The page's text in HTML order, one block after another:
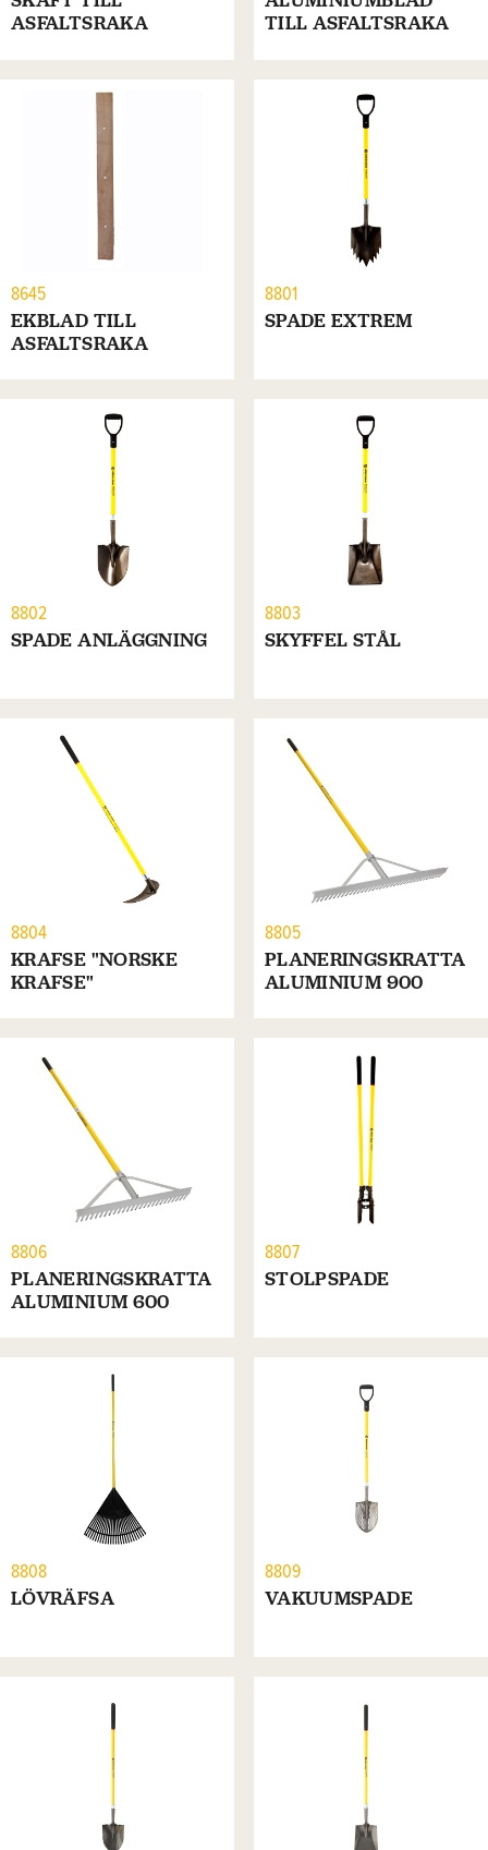
ASFALTSRAKA
TILL ASFALTSRAKA
8645
EKBLAD TILL
ASFALTSRAKA
8801
SPADE EXTREM
8802
SPADE ANLÄGGNING
8803
SKYFFEL STÅL
8804
KRAFSE "NORSKE
KRAFSE"
8805
PLANERINGSKRATTA
ALUMINIUM 900
8806
PLANERINGSKRATTA
ALUMINIUM 600
8807
STOLPSPADE
8808
LÖVRÄFSA
8809
VAKUUMSPADE